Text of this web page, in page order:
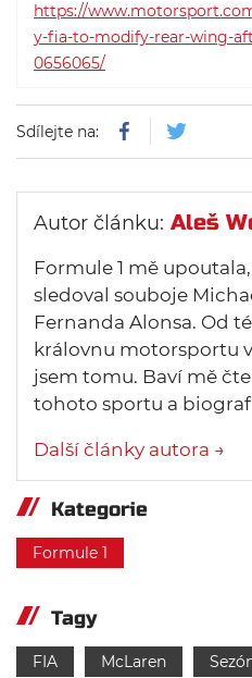
objasňuje.
https://
y-fia-to-modify-rear-wing-
0656065/
Sdílejte na:
Autor článku: Aleš
Formule 1 mě
sledoval souboje
Fernanda Alonsa. Od
královnu motorsportu
jsem tomu. Baví mě
tohoto sportu a
Další články autora →
Kategorie
Formule 1
Tagy
FIA McLaren